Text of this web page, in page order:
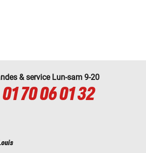
& service Lun-sam 9-20
01 70 06 01 32